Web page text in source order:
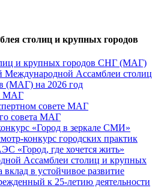
столиц и крупных городов
и крупных городов СНГ (МАГ)
Международной Ассамблеи столиц
(МАГ) на 2026 год
МАГ
совете МАГ
совета МАГ
«Город в зеркале СМИ»
конкурс городских практик
«Город, где хочется жить»
Ассамблеи столиц и крупных
в устойчивое развитие
к 25-летию деятельности